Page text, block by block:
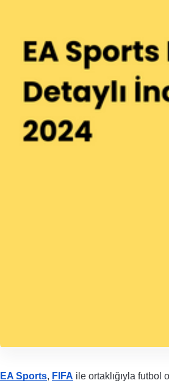
EA Sports, FIFA ile ortaklığıyla futbol